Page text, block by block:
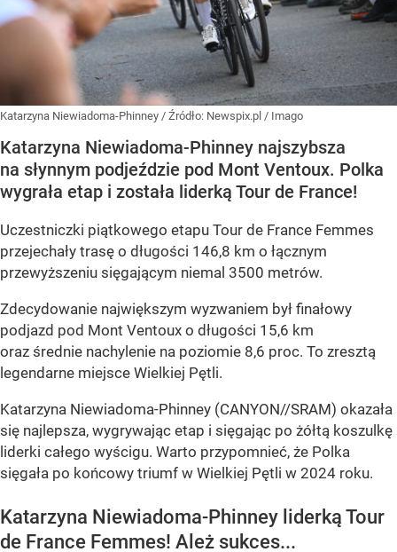
Katarzyna Niewiadoma-Phinney / Źródło: Newspix.pl / Imago
Katarzyna Niewiadoma-Phinney najszybsza
na słynnym podjeździe pod Mont Ventoux. Polka
wygrała etap i została liderką Tour de France!
Uczestniczki piątkowego etapu Tour de France Femmes
przejechały trasę o długości 146,8 km o łącznym
przewyższeniu sięgającym niemal 3500 metrów.
Zdecydowanie największym wyzwaniem był finałowy
podjazd pod Mont Ventoux o długości 15,6 km
oraz średnie nachylenie na poziomie 8,6 proc. To zresztą
legendarne miejsce Wielkiej Pętli.
Katarzyna Niewiadoma-Phinney (CANYON//SRAM) okazała
się najlepsza, wygrywając etap i sięgając po żółtą koszulkę
liderki całego wyścigu. Warto przypomnieć, że Polka
sięgała po końcowy triumf w Wielkiej Pętli w 2024 roku.
Katarzyna Niewiadoma-Phinney liderką Tour
de France Femmes! Ależ sukces...